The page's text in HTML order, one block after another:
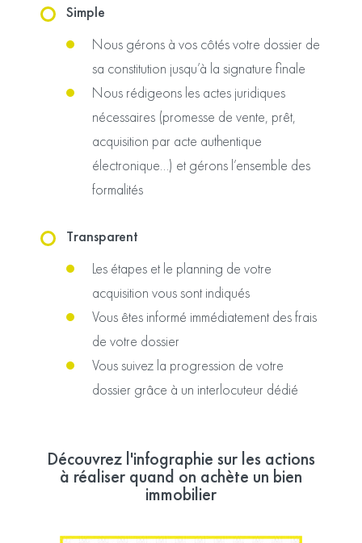
Simple
Nous gérons à vos côtés votre dossier de
sa constitution jusqu’à la signature finale
Nous rédigeons les actes juridiques
nécessaires (promesse de vente, prêt,
acquisition par acte authentique
électronique…) et gérons l’ensemble des
formalités
Transparent
Les étapes et le planning de votre
acquisition vous sont indiqués
Vous êtes informé immédiatement des frais
de votre dossier
Vous suivez la progression de votre
dossier grâce à un interlocuteur dédié
Découvrez l'infographie sur les actions
à réaliser quand on achète un bien
immobilier